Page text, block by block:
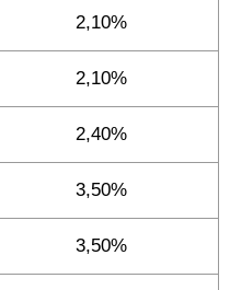
2,10%
2,10%
2,40%
3,50%
3,50%